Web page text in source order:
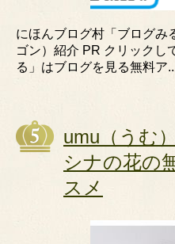
にほんブログ村「ブログみ
ゴン）紹介 PR クリックし
る」はブログを見る無料ア
umu（うむ
シナの花の
スメ